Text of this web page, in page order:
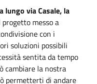
lungo via Casale, la
messo a
con i
soluzioni possibili
sentita da tempo
cambiare la nostra
permetterti di andare